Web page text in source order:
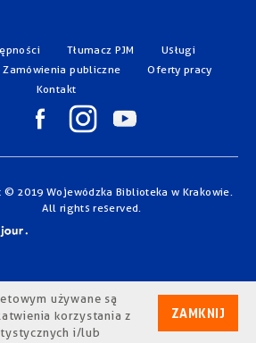
Tłumacz PJM
Usługi
Zamówienia publiczne
Oferty pracy
Kontakt
© 2019 Wojewódzka Biblioteka w Krakowie.
All rights reserved.
ZAMKNIJ
używane są
korzystania z
i/lub